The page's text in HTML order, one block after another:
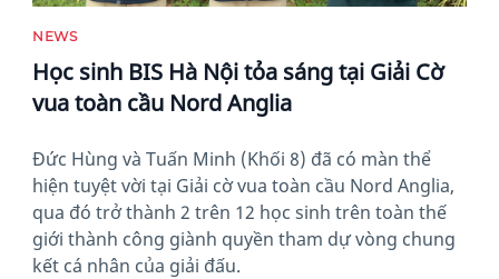
NEWS
Học sinh BIS Hà Nội tỏa sáng tại Giải Cờ
vua toàn cầu Nord Anglia
Đức Hùng và Tuấn Minh (Khối 8) đã có màn thể
hiện tuyệt vời tại Giải cờ vua toàn cầu Nord Anglia,
qua đó trở thành 2 trên 12 học sinh trên toàn thế
giới thành công giành quyền tham dự vòng chung
kết cá nhân của giải đấu.